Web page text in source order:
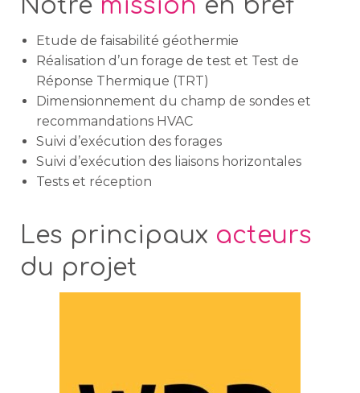
Notre mission en bref
Etude de faisabilité géothermie
Réalisation d’un forage de test et Test de
Réponse Thermique (TRT)
Dimensionnement du champ de sondes et
recommandations HVAC
Suivi d’exécution des forages
Suivi d’exécution des liaisons horizontales
Tests et réception
Les principaux acteurs
du projet